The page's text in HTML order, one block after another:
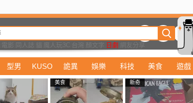
日劇
型男 KUSO 詭異 娛樂 科技 美食 遊戲
美食 新奇